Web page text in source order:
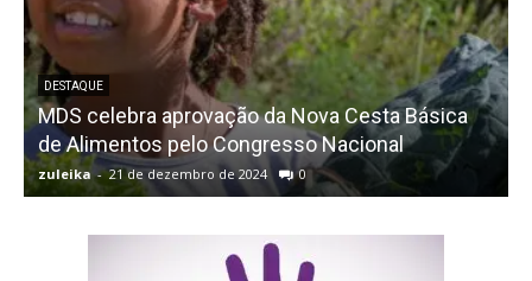
DESTAQUE
MDS celebra aprovação da Nova Cesta Básica
de Alimentos pelo Congresso Nacional
zuleika - 21 de dezembro de 2024 0